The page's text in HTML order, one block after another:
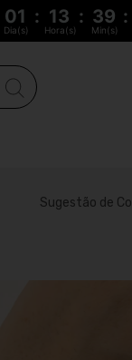
01 : 13 : 39 :
Dia(s) Hora(s) Min(s)
Sugestão de